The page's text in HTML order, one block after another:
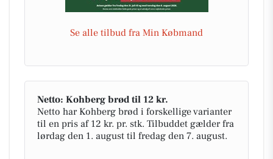
Se alle tilbud fra Min Købmand
Netto: Kohberg brød til 12 kr.
Netto har Kohberg brød i forskellige varianter
til en pris af 12 kr. pr. stk. Tilbuddet gælder fra
lørdag den 1. august til fredag den 7. august.